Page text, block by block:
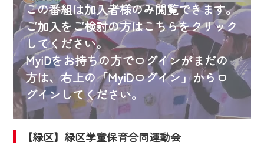
この番組は加入者様のみ閲覧できます。
ご加入をご検討の方はこちらをクリック
してください。
MyiDをお持ちの方でログインがまだの
方は、右上の「MyiDログイン」からロ
グインしてください。
【緑区】緑区学童保育合同運動会
お知らせ
2024/09/02
動画配信サービス『CCNet Web TV』は2024
年9月24日からリニューアルします！